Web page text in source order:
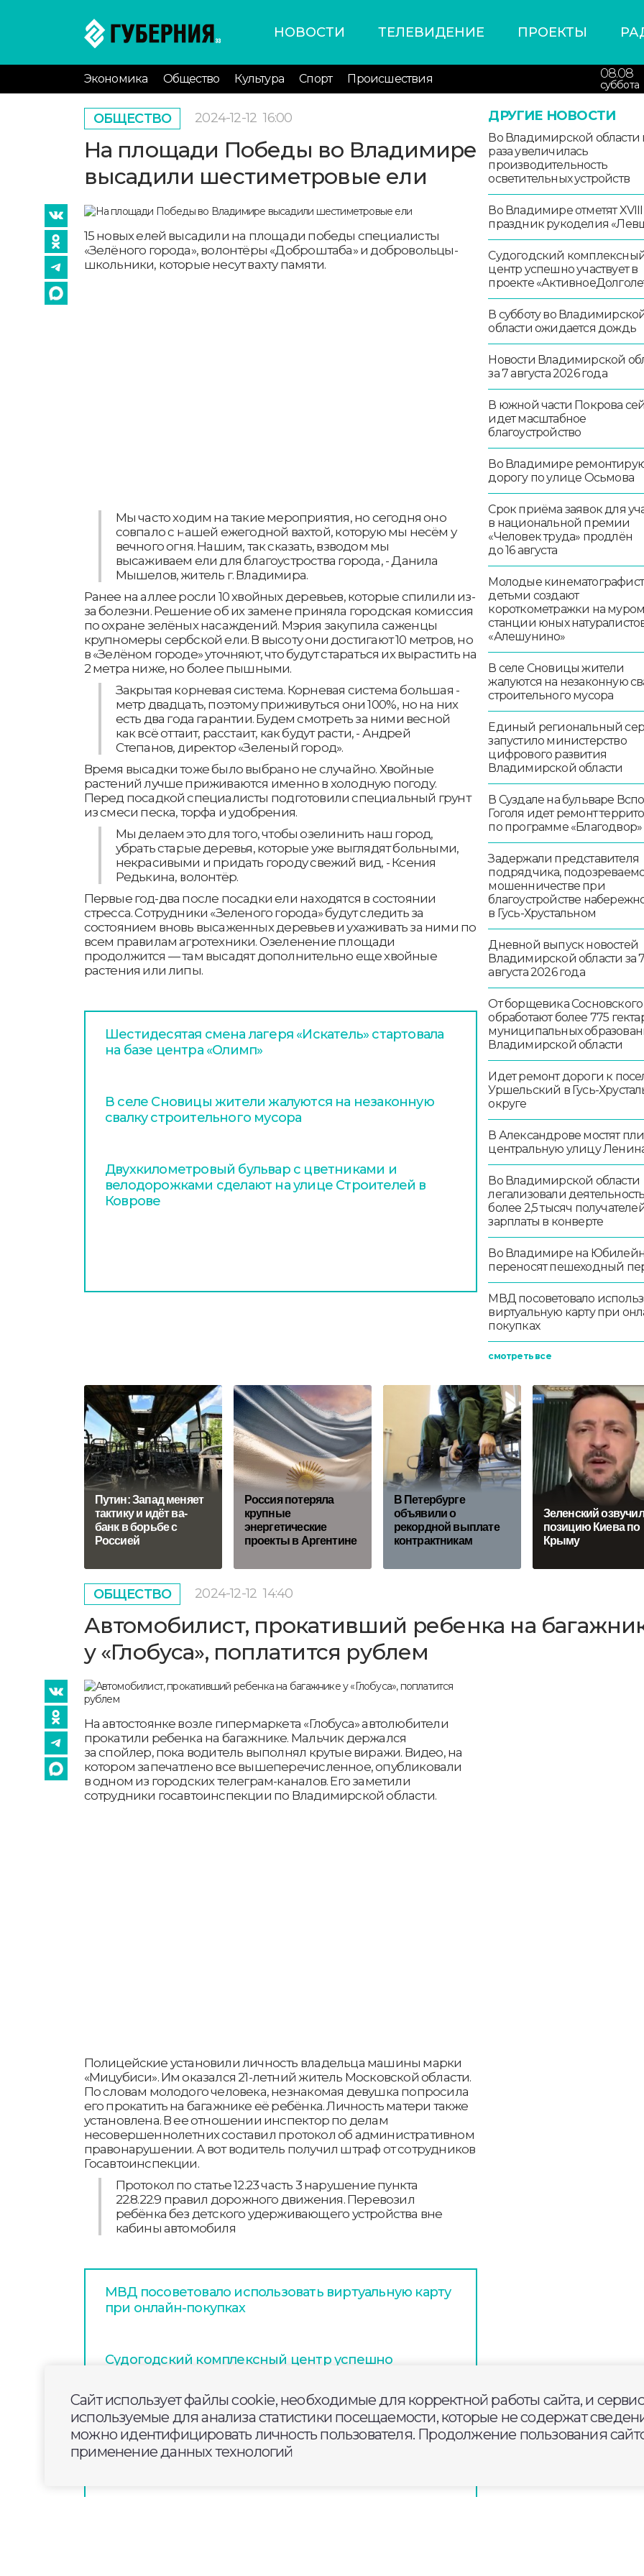
НОВОСТИ ТЕЛЕВИДЕНИЕ ПРОЕКТЫ
Экономика Общество Культура Спорт Происшествия 08.08
суббота
ОБЩЕСТВО 2024-12-12 16:00
На площади Победы во Владимире
высадили шестиметровые ели
15 новых елей высадили на площади победы специалисты
«Зелёного города», волонтёры «Доброштаба» и добровольцы-
школьники, которые несут вахту памяти.
Мы часто ходим на такие мероприятия, но сегодня оно
совпало с нашей ежегодной вахтой, которую мы несём у
вечного огня. Нашим, так сказать, взводом мы
высаживаем ели для благоустроства города, - Данила
Мышелов, житель г. Владимира.
Ранее на аллее росли 10 хвойных деревьев, которые спилили из-
за болезни. Решение об их замене приняла городская комиссия
по охране зелёных насаждений. Мэрия закупила саженцы
крупномеры сербской ели. В высоту они достигают 10 метров, но
в «Зелёном городе» уточняют, что будут стараться их вырастить на
2 метра ниже, но более пышными.
Закрытая корневая система. Корневая система большая -
метр двадцать, поэтому приживуться они 100%, но на них
есть два года гарантии. Будем смотреть за ними весной
как всё оттаит, расстаит, как будут расти, - Андрей
Степанов, директор «Зеленый город».
Время высадки тоже было выбрано не случайно. Хвойные
растений лучше приживаются именно в холодную погоду.
Перед посадкой специалисты подготовили специальный грунт
из смеси песка, торфа и удобрения.
Мы делаем это для того, чтобы озелинить наш город,
убрать старые деревья, которые уже выглядят больными,
некрасивыми и придать городу свежий вид, - Ксения
Редькина, волонтёр.
Первые год-два после посадки ели находятся в состоянии
стресса. Сотрудники «Зеленого города» будут следить за
состоянием вновь высаженных деревьев и ухаживать за ними по
всем правилам агротехники. Озеленение площади
продолжится — там высадят дополнительно еще хвойные
растения или липы.
Шестидесятая смена лагеря «Искатель» стартовала
на базе центра «Олимп»
В селе Сновицы жители жалуются на незаконную
свалку строительного мусора
Двухкилометровый бульвар с цветниками и
велодорожками сделают на улице Строителей в
Коврове
ДРУГИЕ НОВОСТИ
Во Владимирской области
раза увеличилась
производительность
осветительных устройств
Во Владимире отметят XVIII
праздник рукоделия
Судогодский
центр успешно участвует в
проекте
В субботу во
области ожидается дождь
Новости Владимирской
за 7 августа 2026 года
В южной части Покрова
идет масштабное
благоустройство
Во Владимире
дорогу по улице Осьмова
Срок приёма заявок для
в национальной премии
«Человек труда» продлён
до 16 августа
Молодые
детьми создают
короткометражки на
станции юных
«Алешунино»
В селе Сновицы жители
жалуются на незаконную
строительного мусора
Единый региональный
запустило министерство
цифрового развития
Владимирской области
В Суздале на бульваре
Гоголя идет ремонт
по программе «Благодвор»
Задержали представителя
подрядчика,
мошенничестве при
благоустройстве
в Гусь-Хрустальном
Дневной выпуск новостей
Владимирской области за
августа 2026 года
От борщевика Сосновского
обработают более 775
муниципальных
Владимирской области
Идет ремонт дороги к
Уршельский в Гусь-
округе
В Александрове мостят
центральную улицу
Во Владимирской области
легализовали
более 2,5 тысяч
зарплаты в конверте
Во Владимире на
переносят пешеходный
МВД посоветовало
виртуальную карту при
покупках
смотреть все
Путин: Запад меняет
тактику и идёт ва-
банк в борьбе с
Россией
Россия потеряла
крупные
энергетические
проекты в Аргентине
В Петербурге
объявили о
рекордной выплате
контрактникам
Зеленский озвучил
позицию Киева по
Крыму
ОБЩЕСТВО 2024-12-12 14:40
Автомобилист, прокативший ребенка на
у «Глобуса», поплатится рублем
На автостоянке возле гипермаркета «Глобуса» автолюбители
прокатили ребенка на багажнике. Мальчик держался
за спойлер, пока водитель выполнял крутые виражи. Видео, на
котором запечатлено все вышеперечисленное, опубликовали
в одном из городских телеграм-каналов. Его заметили
сотрудники госавтоинспекции по Владимирской области.
Полицейские установили личность владельца машины марки
«Мицубиси». Им оказался 21-летний житель Московской области.
По словам молодого человека, незнакомая девушка попросила
его прокатить на багажнике её ребёнка. Личность матери также
установлена. В ее отношении инспектор по делам
несовершеннолетних составил протокол об административном
правонарушении. А вот водитель получил штраф от сотрудников
Госавтоинспекции.
Протокол по статье 12.23 часть 3 нарушение пункта
22.8.22.9 правил дорожного движения. Перевозил
ребёнка без детского удерживающего устройства вне
кабины автомобиля
МВД посоветовало использовать виртуальную карту
при онлайн-покупках
Судогодский комплексный центр успешно
Двухкилометровый бульвар с цветниками и
велодорожками сделают на улице Строителей в
Коврове
Сайт использует файлы cookie, необходимые для корректной работы сайта, и
используемые для анализа статистики посещаемости, которые не содержат
можно идентифицировать личность пользователя. Продолжение пользования
применение данных технологий